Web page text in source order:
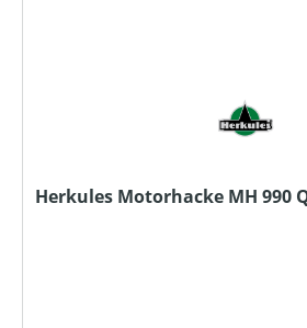
Herkules Motorhacke MH 990